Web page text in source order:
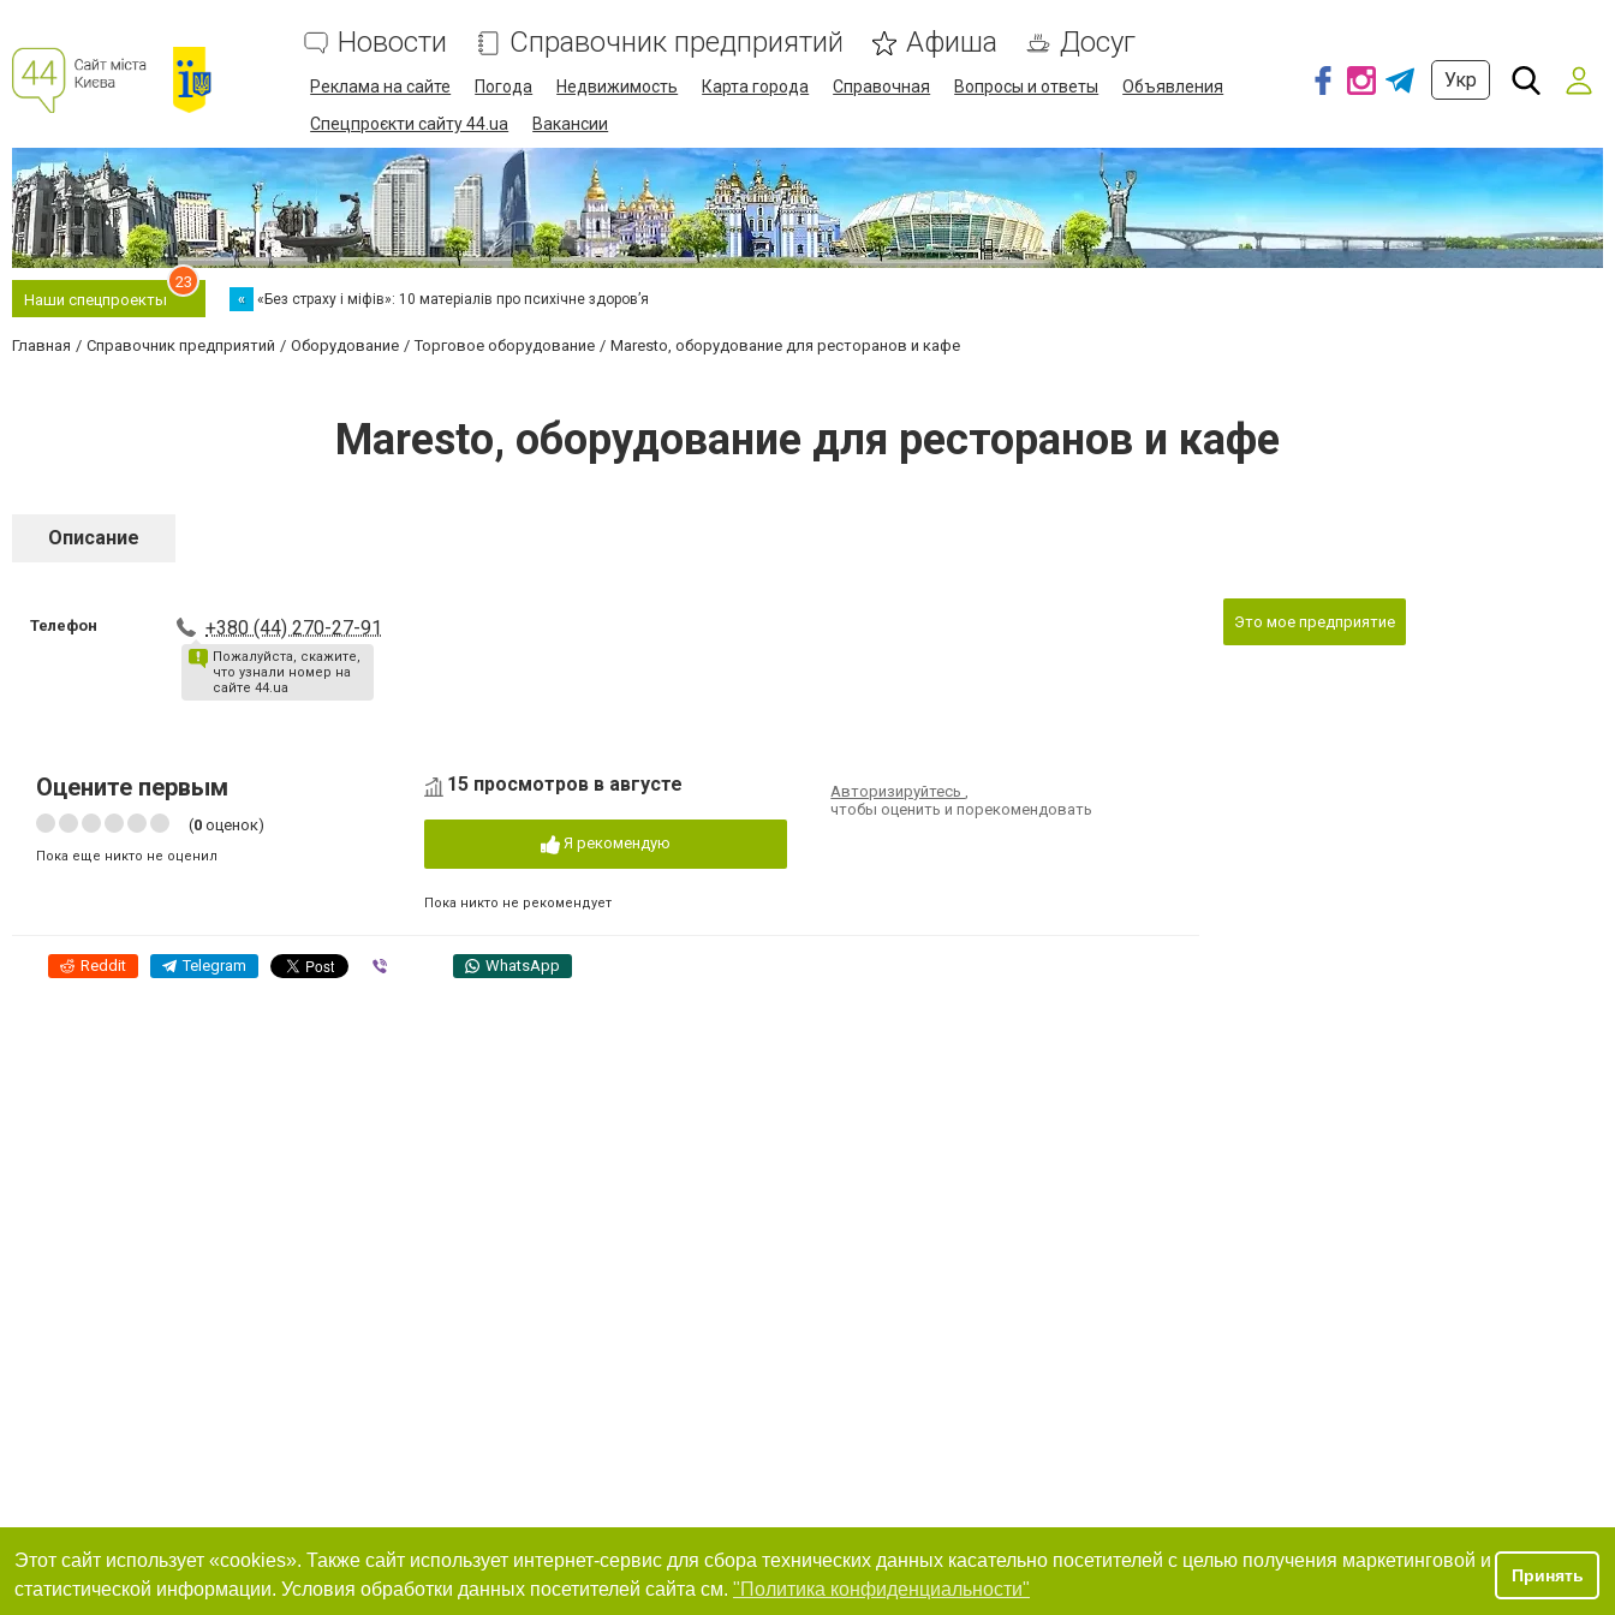
Новости Справочник предприятий Афиша Досуг
Реклама на сайте Погода Недвижимость Карта города Справочная Вопросы и ответы
Объявления
Спецпроєкти сайту 44.ua
Вакансии
Укр
Наши спецпроекты
23
« «Без страху і міфів»: 10 матеріалів про психічне здоров’я
Главная Справочник предприятий Оборудование Торговое оборудование Maresto, оборудование для ресторанов и кафе
Maresto, оборудование для ресторанов и кафе
Описание
Телефон +380 (44) 270-27-91
Пожалуйста, скажите,
что узнали номер на
сайте 44.ua
Оцените первым
(0 оценок)
Пока еще никто не оценил
15 просмотров в августе
Я рекомендую
Пока никто не рекомендует
Авторизируйтесь,
чтобы оценить и порекомендовать
Reddit Telegram WhatsApp
Это мое предприятие
Этот сайт использует «cookies». Также сайт использует интернет-сервис для сбора технических данных касательно посетителей с целью получения маркетинговой и
статистической информации. Условия обработки данных посетителей сайта см. "Политика конфиденциальности"
Принять